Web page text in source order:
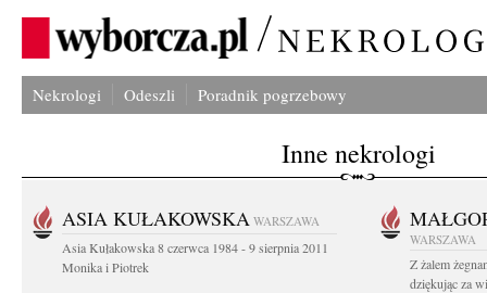
Nekrologi Odeszli Poradnik pogrzebowy
Inne nekrologi
ASIA KUŁAKOWSKA WARSZAWA
Asia Kułakowska 8 czerwca 1984 - 9 sierpnia 2011
Monika i Piotrek
WARSZAWA
Z żalem
dziękując za